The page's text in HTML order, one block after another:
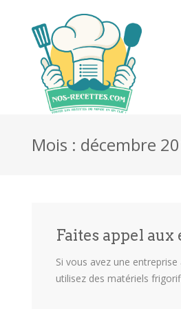
Mois : décembre
Faites appel
Si vous avez une
utilisez des matériels